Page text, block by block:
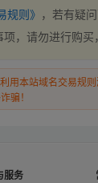
规则》 ，若有疑
，请勿进行购
用本站域名交易规
骗！
服务